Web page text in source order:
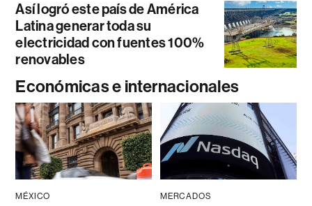
Así logró este país de América
Latina generar toda su
electricidad con fuentes 100%
renovables
Económicas e internacionales
MÉXICO MERCADOS